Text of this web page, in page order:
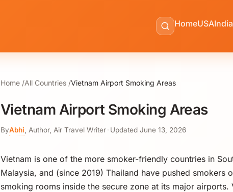
HomeUSAIndia
Home All Countries Vietnam Airport Smoking Areas
Vietnam Airport Smoking Areas
ByAbhi Author, Air Travel Writer· Updated June 13, 2026
Vietnam is one of the more smoker-friendly countries in
Malaysia, and (since 2019) Thailand have pushed
smoking rooms inside the secure zone at its major